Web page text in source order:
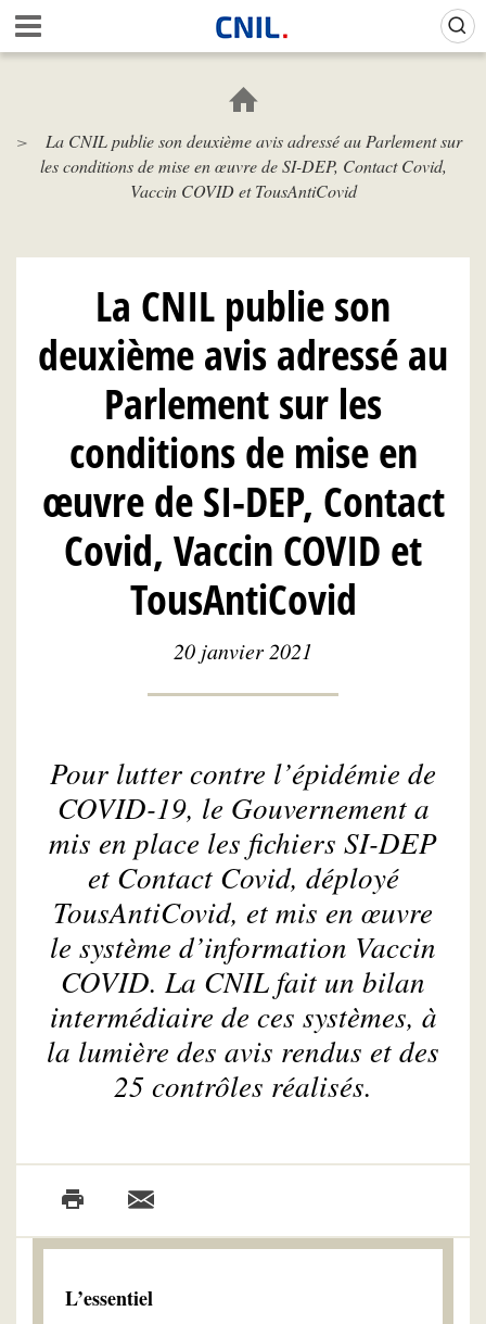
Aller
au
contenu
c
i
l
-
I
La CNIL publie son deuxième avis adressé au Parlement sur
les conditions de mise en œuvre de SI-DEP, Contact Covid,
Vaccin COVID et TousAntiCovid
La CNIL publie son
deuxième avis adressé au
Parlement sur les
conditions de mise en
œuvre de SI-DEP, Contact
Covid, Vaccin COVID et
TousAntiCovid
20 janvier 2021
Pour lutter contre l’épidémie de
COVID-19, le Gouvernement a
mis en place les fichiers SI-DEP
et Contact Covid, déployé
TousAntiCovid, et mis en œuvre
le système d’information Vaccin
COVID. La CNIL fait un bilan
intermédiaire de ces systèmes, à
la lumière des avis rendus et des
25 contrôles réalisés.
L’essentiel
Gestion de vos préférences sur les cookies (témoins de connexion)